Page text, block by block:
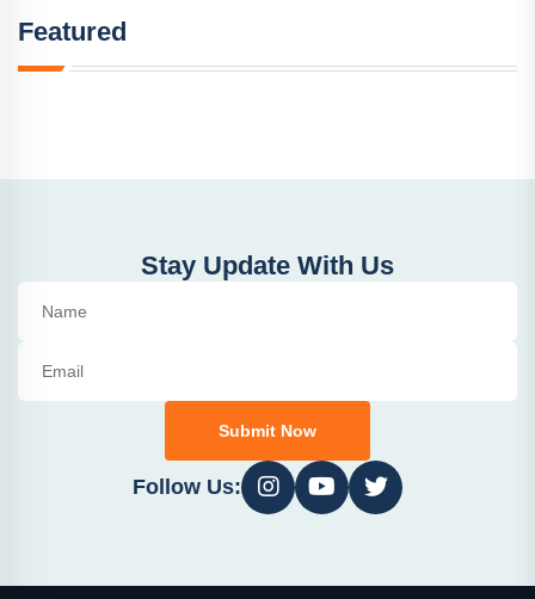
Featured
Stay Update With Us
Submit Now
Follow Us: